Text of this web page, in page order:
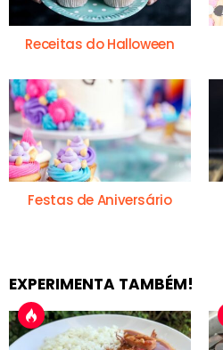
Receitas do Halloween
Festas de Aniversário
EXPERIMENTA TAMBÉM!